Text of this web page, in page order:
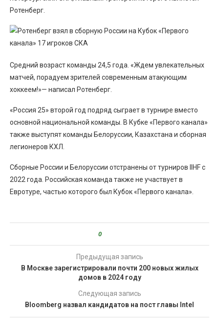
Ротенберг.
Средний возраст команды 24,5 года. «Ждем увлекательных
матчей, порадуем зрителей современным атакующим
хоккеем!»— написал Ротенберг.
«Россия 25» второй год подряд сыграет в турнире вместо
основной национальной команды. В Кубке «Первого канала»
также выступят команды Белоруссии, Казахстана и сборная
легионеров КХЛ.
Сборные России и Белоруссии отстранены от турниров IIHF с
2022 года. Российская команда также не участвует в
Евротуре, частью которого был Кубок «Первого канала».
0
Предыдущая запись
В Москве зарегистрировали почти 200 новых жилых
домов в 2024 году
Следующая запись
Bloomberg назвал кандидатов на пост главы Intel